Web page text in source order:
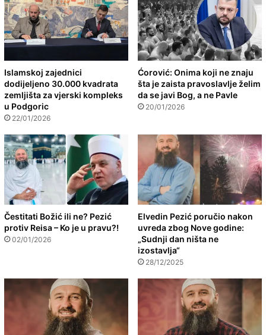
Islamskoj zajednici
dodijeljeno 30.000 kvadrata
zemljišta za vjerski kompleks
u Podgoric
22/01/2026
Ćorović: Onima koji ne znaju
šta je zaista pravoslavlje želim
da se javi Bog, a ne Pavle
20/01/2026
Čestitati Božić ili ne? Pezić
protiv Reisa – Ko je u pravu?!
02/01/2026
Elvedin Pezić poručio nakon
uvreda zbog Nove godine:
„Sudnji dan ništa ne
izostavlja“
28/12/2025